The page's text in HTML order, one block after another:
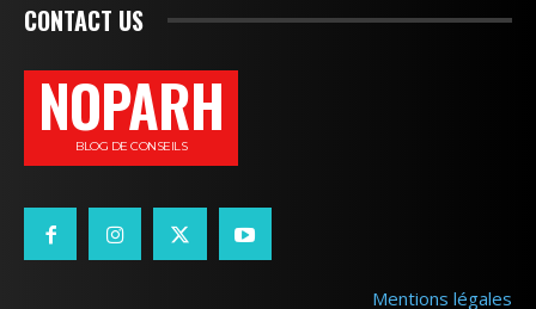
CONTACT US
NOPARH
BLOG DE CONSEILS
Mentions légales